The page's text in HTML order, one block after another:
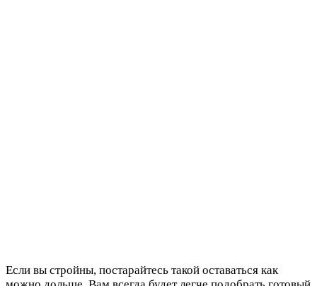
Если вы стройны, постарайтесь такой оставаться как